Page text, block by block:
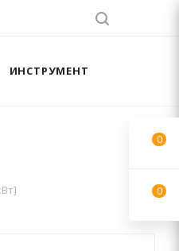
ИНСТРУМЕНТ
0
0